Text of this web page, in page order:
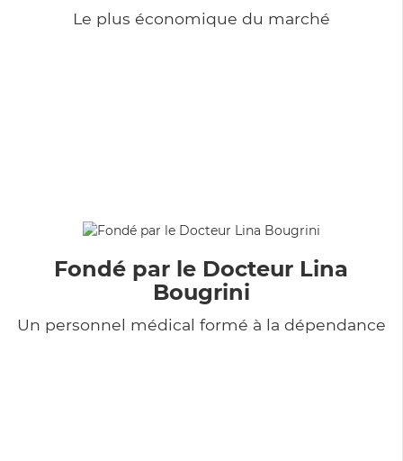
Le plus économique du marché
Fondé par le Docteur Lina
Bougrini
Un personnel médical formé à la dépendance